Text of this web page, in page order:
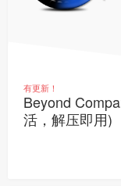
有更新！
Beyond
活，解压即用)